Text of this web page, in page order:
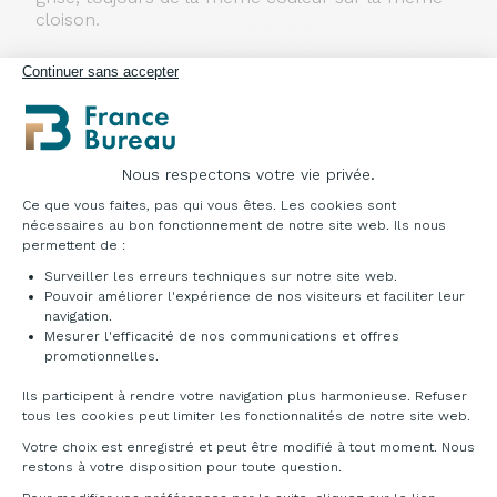
Continuer sans accepter
Nous respectons votre vie privée.
Plateforme de Gestion du Consentement :
Ce que vous faites, pas qui vous êtes. Les cookies sont
nécessaires au bon fonctionnement de notre site web. Ils nous
permettent de :
Surveiller les erreurs techniques sur notre site web.
Pouvoir améliorer l'expérience de nos visiteurs et faciliter leur
navigation.
Mesurer l'efficacité de nos communications et offres
promotionnelles.
Ils participent à rendre votre navigation plus harmonieuse. Refuser
tous les cookies peut limiter les fonctionnalités de notre site web.
Votre choix est enregistré et peut être modifié à tout moment. Nous
restons à votre disposition pour toute question.
Axeptio consent
cloison.
Cloisons pieds plats
Structure : réalisée en polystyrène extrudé,
renforcé de profiles métalliques, d'épaisseur 5
mm, tapissée et avec possibilité de punaiser. Les
cloisons sont équipées d'éléments métalliques,
permettant de fixer les pieds.
Autoportante : avec deux pieds métalliques, avec
patins réglables.
Suivante : avec un pied métallique avec patins
liaison en métal de l'autre côté, qui sert à fixer la
cloison aux autres éléments de l'aménagement.
Pièces de liaison
à l'aide des connecteurs spéciaux, sous les angles
de 90 ° et 135 ° et en aménagements en forme
de « I » (linéaire), de « T » et de « X ». Un jeu de
connecteurs comprend : un connecteur